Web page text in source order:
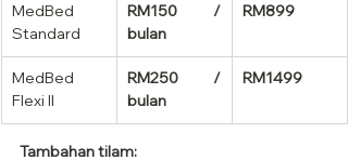
MedBed
Standard
RM150 /
bulan
RM899
MedBed
Flexi II
RM250 /
bulan
RM1499
Tambahan tilam: